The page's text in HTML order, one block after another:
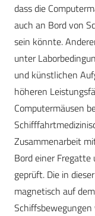
dass die
auch an Bord von
sein könnte.
unter
und künstlichen
höheren
Computermäusen
Zusammenarbeit
Bord einer
geprüft. Die in
magnetisch auf